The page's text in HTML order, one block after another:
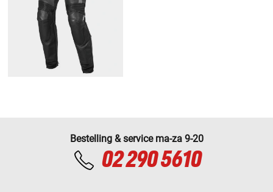
Bestelling & service ma-za 9-20
02 290 5610